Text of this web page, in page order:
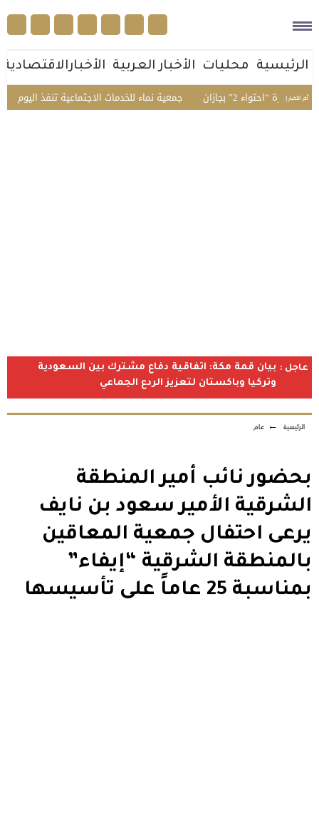
الرئيسية محليات الأخبار العربية الأخبارالاقتصادية
أخر الأخبار | جمعية نماء للخدمات الاجتماعية تنفذ اليوم فعاليات 2” بجازان
عاجل : بيان قمة مكة: اتفاقية دفاع مشترك بين السعودية
وتركيا وباكستان لتعزيز الردع الجماعي
الرئيسية ← عام
بحضور نائب أمير المنطقة
الشرقية الأمير سعود بن نايف
يرعى احتفال جمعية المعاقين
بالمنطقة الشرقية “إيفاء”
بمناسبة 25 عاماً على تأسيسها